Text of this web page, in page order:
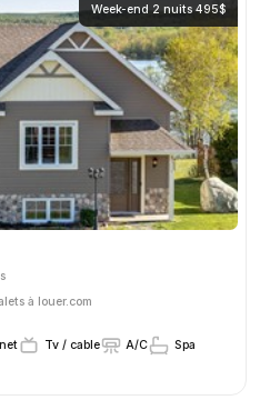
Week-end 2 nuits 495$
à louer.com
Tv / cable A/C
Spa